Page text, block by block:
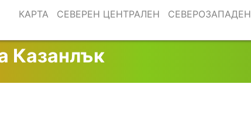
КАРТА СЕВЕРЕН ЦЕНТРАЛЕН СЕВЕРОЗАПАДЕН
Казанлък